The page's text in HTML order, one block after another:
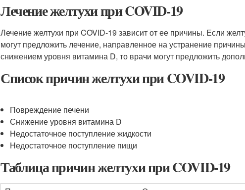
Лечение желтухи при COVID-19
Лечение желтухи при COVID-19 зависит от ее причины. Если
могут предложить лечение, направленное на устранение
снижением уровня витамина D, то врачи могут предложить
Список причин желтухи при COVID-19
Повреждение печени
Снижение уровня витамина D
Недостаточное поступление жидкости
Недостаточное поступление пищи
Таблица причин желтухи при COVID-19